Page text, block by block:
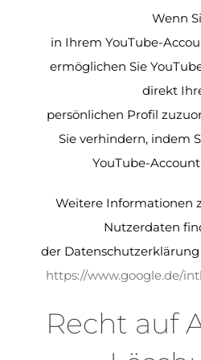
Wenn
in Ihrem YouTube-
ermöglichen Sie
direkt
persönlichen Profil
Sie verhindern, indem
YouTube-
Weitere Informationen
Nutzerdaten
der
https://www.google.de/
Recht auf